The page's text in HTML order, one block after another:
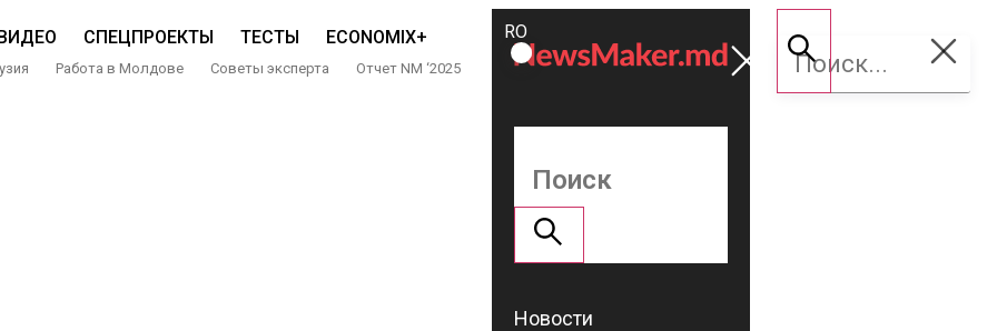
СПЕЦПРОЕКТЫ ТЕСТЫ ECONOMIX+
Работа в Молдове Советы эксперта Отчет NM ‘2025
ROMÂNĂ
RU
Поддержать
NM
Новости